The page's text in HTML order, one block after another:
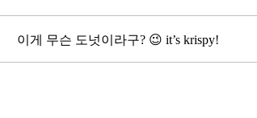
이게 무슨 도넛이라구? 😉 it’s krispy!